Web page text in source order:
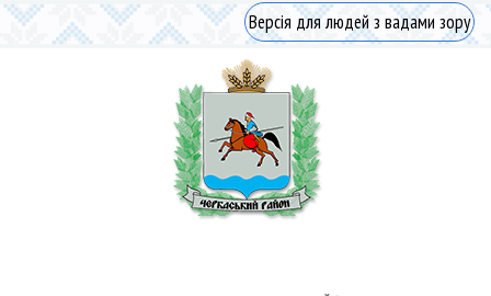
Версія для людей з вадами зору